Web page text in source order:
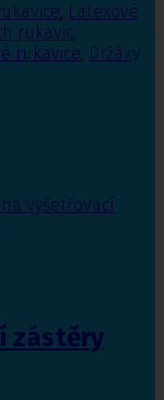
, Latexové
rukavic,
rukavice, Držáky
vyšetřovací
zástěry